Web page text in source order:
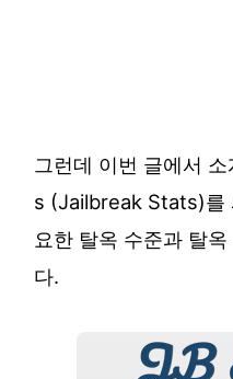
그런데 이번 글에서
s (Jailbreak Stats)를
요한 탈옥 수준과 탈
다.